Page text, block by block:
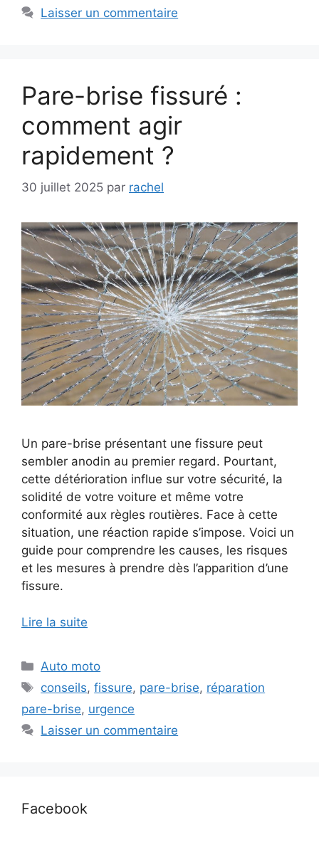
Laisser un commentaire
Pare-brise fissuré :
comment agir
rapidement ?
30 juillet 2025 par rachel
Un pare-brise présentant une fissure peut
sembler anodin au premier regard. Pourtant,
cette détérioration influe sur votre sécurité, la
solidité de votre voiture et même votre
conformité aux règles routières. Face à cette
situation, une réaction rapide s’impose. Voici un
guide pour comprendre les causes, les risques
et les mesures à prendre dès l’apparition d’une
fissure.
Lire la suite
Catégories
Auto moto
Étiquettes
conseils,fissure, pare-brise, réparation
pare-brise, urgence
Laisser un commentaire
Facebook